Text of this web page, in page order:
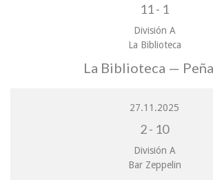
11- 1
División A
La Biblioteca
La Biblioteca —
27.11.2025
2- 10
División A
Bar Zeppelin